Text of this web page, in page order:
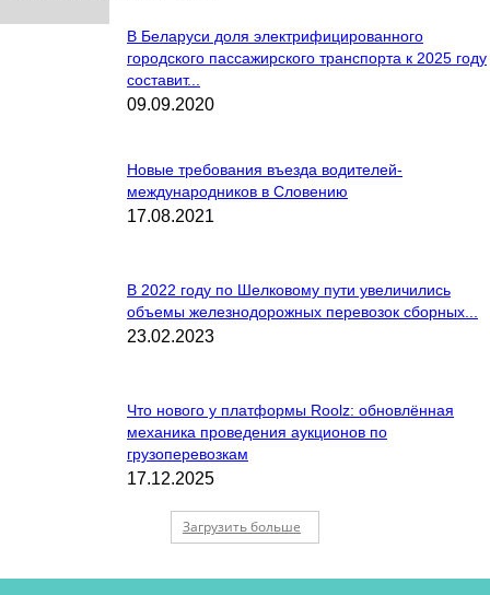
В Беларуси доля электрифицированного
городского пассажирского транспорта к 2025 году
составит...
09.09.2020
Новые требования въезда водителей-
международников в Словению
17.08.2021
В 2022 году по Шелковому пути увеличились
объемы железнодорожных перевозок сборных...
23.02.2023
Что нового у платформы Roolz: обновлённая
механика проведения аукционов по
грузоперевозкам
17.12.2025
Загрузить больше